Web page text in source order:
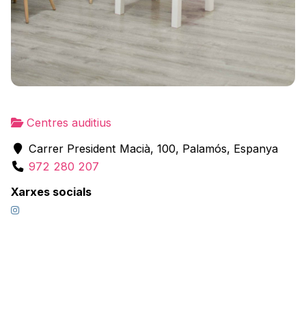
Centres auditius
Carrer President Macià, 100, Palamós, Espanya
972 280 207
Xarxes socials